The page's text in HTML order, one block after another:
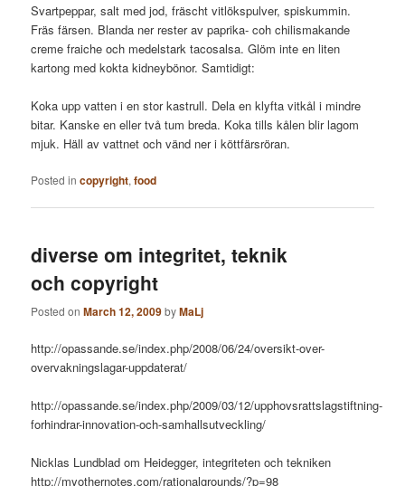
Svartpeppar, salt med jod, fräscht vitlökspulver, spiskummin.
Fräs färsen. Blanda ner rester av paprika- coh chilismakande
creme fraiche och medelstark tacosalsa. Glöm inte en liten
kartong med kokta kidneybönor. Samtidigt:
Koka upp vatten i en stor kastrull. Dela en klyfta vitkål i mindre
bitar. Kanske en eller två tum breda. Koka tills kålen blir lagom
mjuk. Häll av vattnet och vänd ner i köttfärsröran.
Posted in copyright,food
diverse om integritet, teknik
och copyright
Posted onMarch 12, 2009byMaLj
http://opassande.se/index.php/2008/06/24/oversikt-over-
overvakningslagar-uppdaterat/
http://opassande.se/index.php/2009/03/12/upphovsrattslagstiftning-
forhindrar-innovation-och-samhallsutveckling/
Nicklas Lundblad om Heidegger, integriteten och tekniken
http://myothernotes.com/rationalgrounds/?p=98